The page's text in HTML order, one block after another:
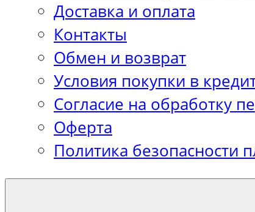
Доставка и оплата
Контакты
Обмен и возврат
Условия покупки в
Согласие на обработку
Оферта
Политика безопасности